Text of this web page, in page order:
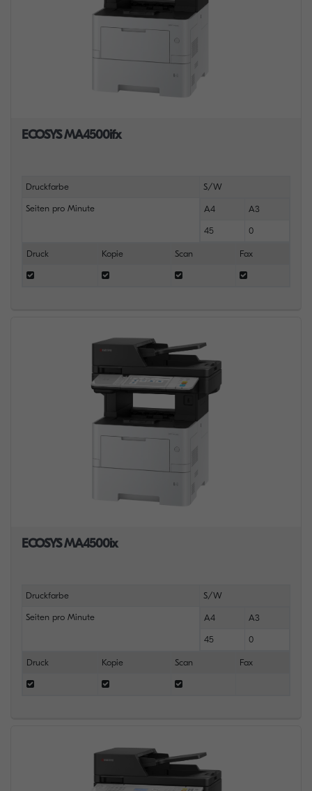
ECOSYS MA4500ifx
Druckfarbe S/W
Seiten pro Minute A4 A3
45 0
Druck Kopie Scan Fax
ECOSYS MA4500ix
Druckfarbe S/W
Seiten pro Minute A4 A3
45 0
Druck Kopie Scan Fax